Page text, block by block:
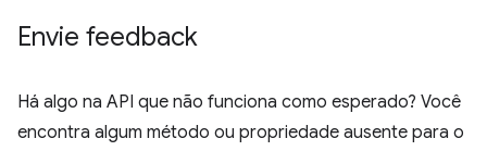
Envie feedback
Há algo na API que não funciona como esperado? Você
encontra algum método ou propriedade ausente para o